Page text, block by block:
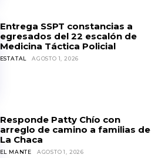
Entrega SSPT constancias a
egresados del 22 escalón de
Medicina Táctica Policial
ESTATAL AGOSTO 1, 2026
Responde Patty Chío con
arreglo de camino a familias de
La Chaca
EL MANTE AGOSTO 1, 2026